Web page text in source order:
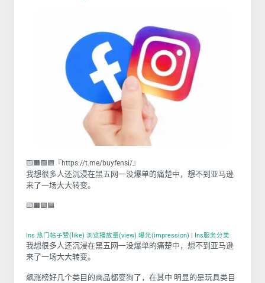
🟨🟧🟩🟦『https://t.me/buyfensi/』
我想很多人还沉浸在黑五网一没爆单的痛楚中，想不到亚马逊
来了一场大大转变。
🟨🟧🟩🟦
Ins 热门帖子赞(like) 浏览播放量(view) 曝光(impression) Ins服务分类
我想很多人还沉浸在黑五网一没爆单的痛楚中，想不到亚马逊
来了一场大大转变。
飙涨榜好几个类目的商品都变狗了，在其中 明显的是玩具类目